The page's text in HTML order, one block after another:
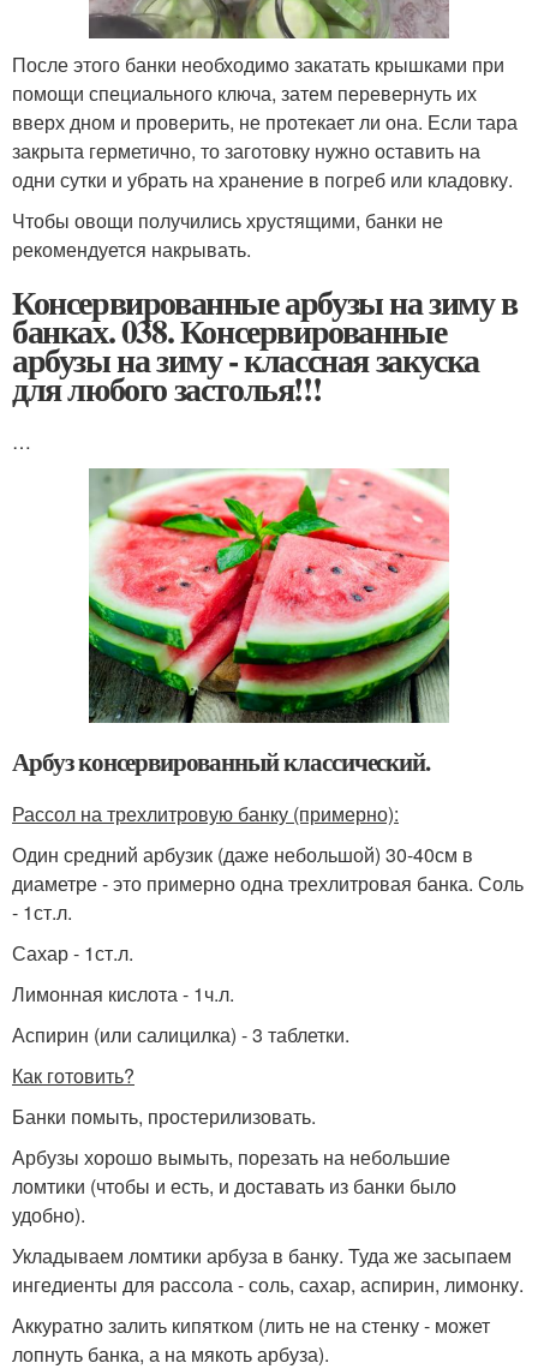
После этого банки необходимо закатать крышками при
помощи специального ключа, затем перевернуть их
вверх дном и проверить, не протекает ли она. Если тара
закрыта герметично, то заготовку нужно оставить на
одни сутки и убрать на хранение в погреб или кладовку.
Чтобы овощи получились хрустящими, банки не
рекомендуется накрывать.
Консервированные арбузы на зиму в
банках. 038. Консервированные
арбузы на зиму - классная закуска
для любого застолья!!!
…
Арбуз консервированный классический.
Рассол на трехлитровую банку (примерно):
Один средний арбузик (даже небольшой) 30-40см в
диаметре - это примерно одна трехлитровая банка. Соль
- 1ст.л.
Сахар - 1ст.л.
Лимонная кислота - 1ч.л.
Аспирин (или салицилка) - 3 таблетки.
Как готовить?
Банки помыть, простерилизовать.
Арбузы хорошо вымыть, порезать на небольшие
ломтики (чтобы и есть, и доставать из банки было
удобно).
Укладываем ломтики арбуза в банку. Туда же засыпаем
ингедиенты для рассола - соль, сахар, аспирин, лимонку.
Аккуратно залить кипятком (лить не на стенку - может
лопнуть банка, а на мякоть арбуза).